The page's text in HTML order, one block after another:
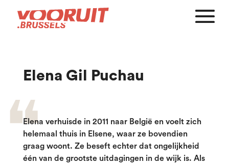
Elena Gil Puchau
Elena verhuisde in 2011 naar België en voelt zich
helemaal thuis in Elsene, waar ze bovendien
graag woont. Ze beseft echter dat ongelijkheid
één van de grootste uitdagingen in de wijk is. Als